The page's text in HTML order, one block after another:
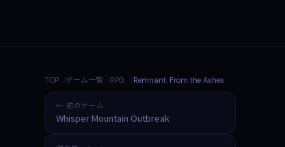
TOP ゲーム一覧 RPG Remnant: From the Ashes
← 前のゲーム
Whisper Mountain Outbreak